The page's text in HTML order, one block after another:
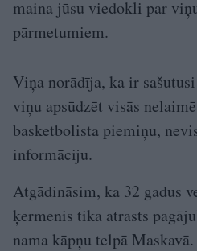
maina jūsu viedokli par
pārmetumiem.
Viņa norādīja, ka ir
viņu apsūdzēt visās
basketbolista piemiņu,
informāciju.
Atgādināsim, ka 32 gadus
ķermenis tika atrasts
nama kāpņu telpā